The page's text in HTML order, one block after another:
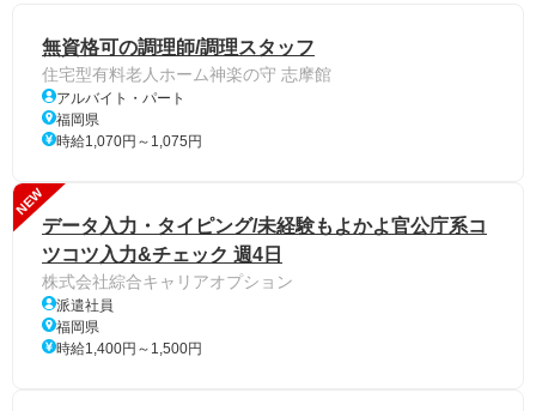
無資格可の調理師/調理スタッフ
住宅型有料老人ホーム神楽の守 志摩館
アルバイト・パート
福岡県
時給1,070円～1,075円
NEW
データ入力・タイピング/未経験もよかよ官公庁系コ
ツコツ入力&チェック 週4日
株式会社綜合キャリアオプション
派遣社員
福岡県
時給1,400円～1,500円